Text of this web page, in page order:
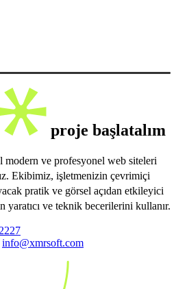
proje başlatalım
modern ve profesyonel web siteleri
Ekibimiz, işletmenizin çevrimiçi
pratik ve görsel açıdan etkileyici
yaratıcı ve teknik becerilerini kullanır.
info@xmrsoft.com